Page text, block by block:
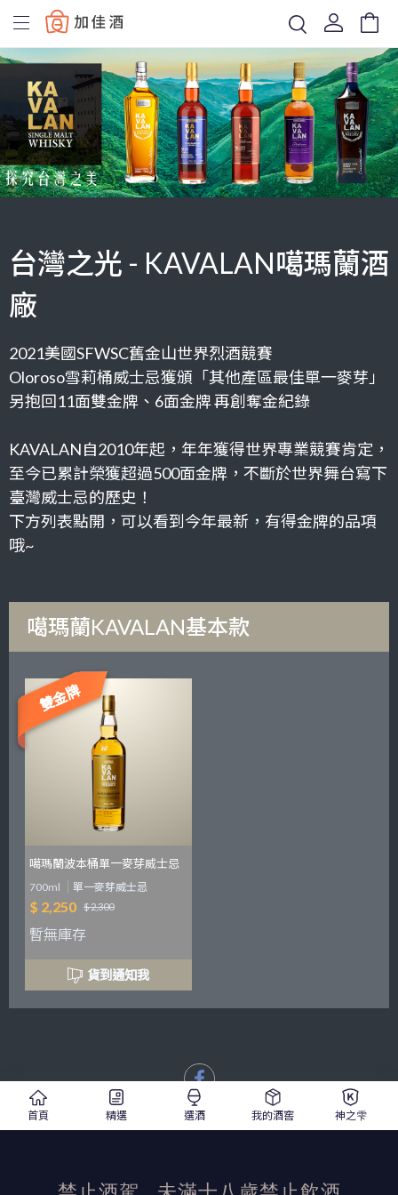
Baccus
台灣之光 - KAVALAN噶瑪蘭酒
廠
2021美國SFWSC舊金山世界烈酒競賽
Oloroso雪莉桶威士忌獲頒「其他產區最佳單一麥芽」
另抱回11面雙金牌、6面金牌 再創奪金紀錄
KAVALAN自2010年起，年年獲得世界專業競賽肯定，
至今已累計榮獲超過500面金牌，不斷於世界舞台寫下
臺灣威士忌的歷史！
下方列表點開，可以看到今年最新，有得金牌的品項
哦~
噶瑪蘭KAVALAN基本款
雙金牌
噶瑪蘭波本桶單一麥芽威士忌
700ml 單一麥芽威士忌
$ 2,250 $ 2,300
暫無庫存
貨到通知我
發布日期：2021/7/7
首頁 精選 選酒 我的酒窖 神之雫